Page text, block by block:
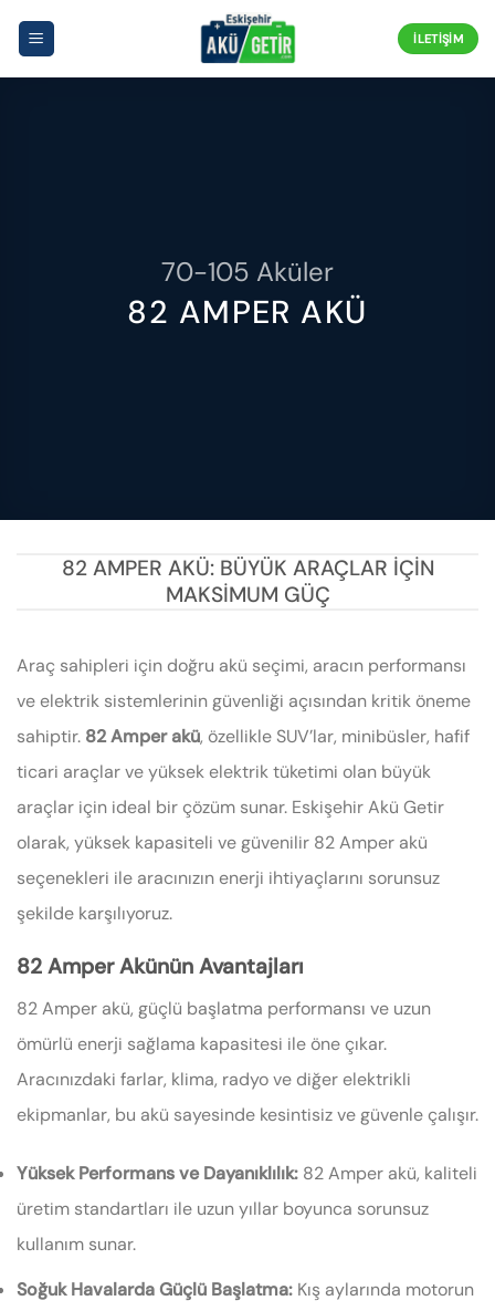
atla
İLETIŞIM
70-105 Aküler
82 AMPER AKÜ
82 AMPER AKÜ: BÜYÜK ARAÇLAR İÇIN
MAKSIMUM GÜÇ
Araç sahipleri için doğru akü seçimi, aracın performansı
ve elektrik sistemlerinin güvenliği açısından kritik öneme
sahiptir. 82 Amper akü, özellikle SUV’lar, minibüsler, hafif
ticari araçlar ve yüksek elektrik tüketimi olan büyük
araçlar için ideal bir çözüm sunar. Eskişehir Akü Getir
olarak, yüksek kapasiteli ve güvenilir 82 Amper akü
seçenekleri ile aracınızın enerji ihtiyaçlarını sorunsuz
şekilde karşılıyoruz.
82 Amper Akünün Avantajları
82 Amper akü, güçlü başlatma performansı ve uzun
ömürlü enerji sağlama kapasitesi ile öne çıkar.
Aracınızdaki farlar, klima, radyo ve diğer elektrikli
ekipmanlar, bu akü sayesinde kesintisiz ve güvenle çalışır.
Yüksek Performans ve Dayanıklılık: 82 Amper akü, kaliteli
üretim standartları ile uzun yıllar boyunca sorunsuz
kullanım sunar.
Soğuk Havalarda Güçlü Başlatma: Kış aylarında motorun